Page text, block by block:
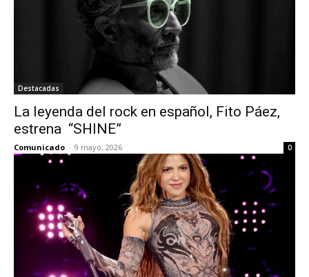
Destacadas
La leyenda del rock en español, Fito Páez,
estrena “SHINE”
Comunicado - 9 mayo, 2026 0